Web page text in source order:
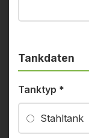
Tankdaten
Tanktyp *
Stahltank